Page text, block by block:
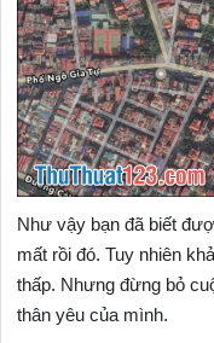
Như vậy bạn đã biết
mất rồi đó. Tuy nhiên
thấp. Nhưng đừng bỏ
thân yêu của mình.